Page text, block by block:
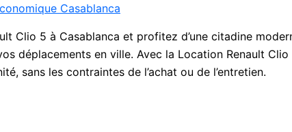
Casablanca
Clio 5 à Casablanca et profitez d’une citadine
déplacements en ville. Avec la Location Renault Clio
sans les contraintes de l’achat ou de l’entretien.